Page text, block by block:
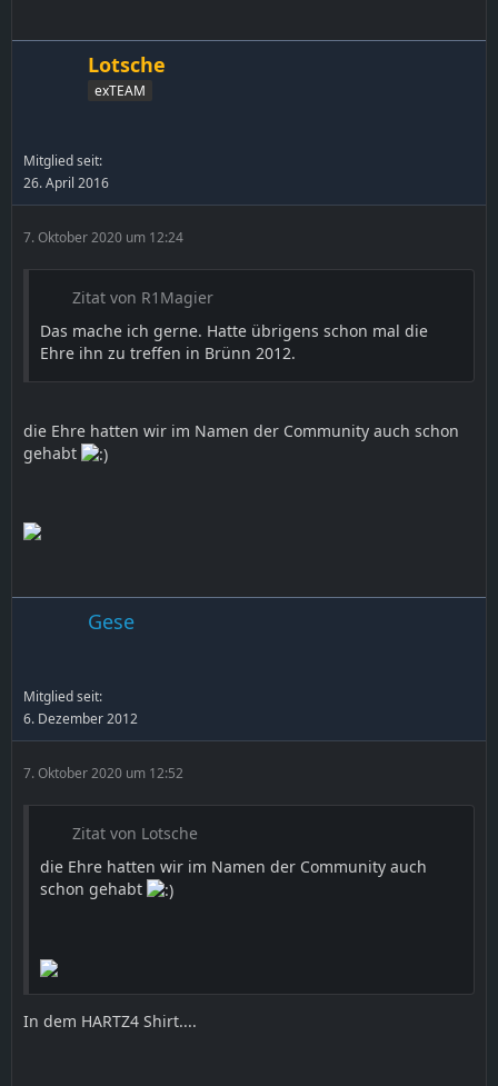
Lotsche
exTEAM
Mitglied seit:
26. April 2016
7. Oktober 2020 um 12:24
Zitat von R1Magier
Das mache ich gerne. Hatte übrigens schon mal die
Ehre ihn zu treffen in Brünn 2012.
die Ehre hatten wir im Namen der Community auch schon
gehabt
Gese
Mitglied seit:
6. Dezember 2012
7. Oktober 2020 um 12:52
Zitat von Lotsche
die Ehre hatten wir im Namen der Community auch
schon gehabt
In dem HARTZ4 Shirt....